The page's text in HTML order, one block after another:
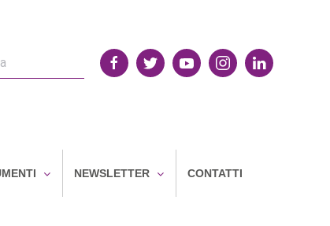
NEWSLETTER CONTATTI